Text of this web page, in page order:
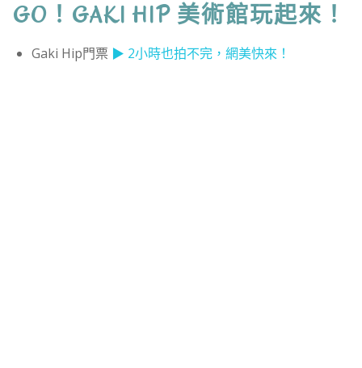
GO！GAKI HIP 美術館玩起來！
Gaki Hip門票 ▶ 2小時也拍不完，網美快來！